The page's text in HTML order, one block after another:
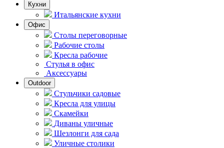
Кухни
Итальянские кухни
Офис
Столы переговорные
Рабочие столы
Кресла рабочие
Стулья в офис
Аксессуары
Outdoor
Стульчики садовые
Кресла для улицы
Скамейки
Диваны уличные
Шезлонги для сада
Уличные столики